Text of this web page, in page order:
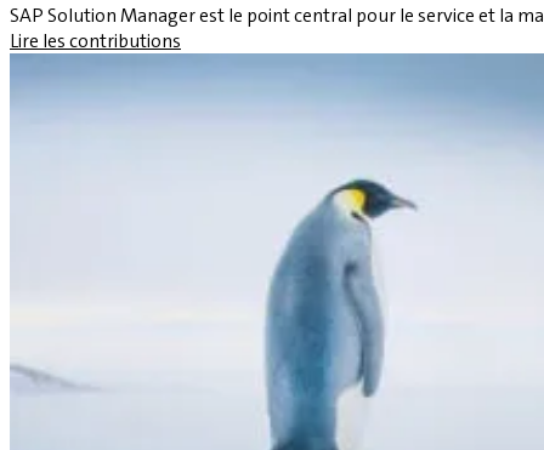
SAP Solution Manager est le point central pour le service et la
Lire les contributions